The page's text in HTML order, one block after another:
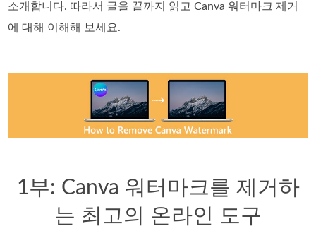
소개합니다. 따라서 글을 끝까지 읽고 Canva 워터마크 제거
에 대해 이해해 보세요.
1부: Canva 워터마크를 제거하
는 최고의 온라인 도구